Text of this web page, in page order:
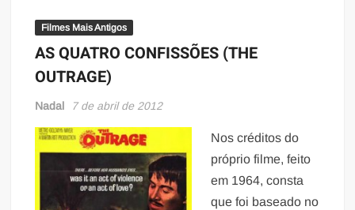
Filmes Mais Antigos
AS QUATRO CONFISSÕES (THE
OUTRAGE)
Nadal 7 de abril de 2012
Nos créditos do
próprio filme, feito
em 1964, consta
que foi baseado no